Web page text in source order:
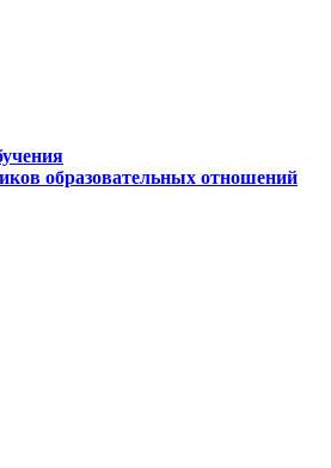
образовательных отношений